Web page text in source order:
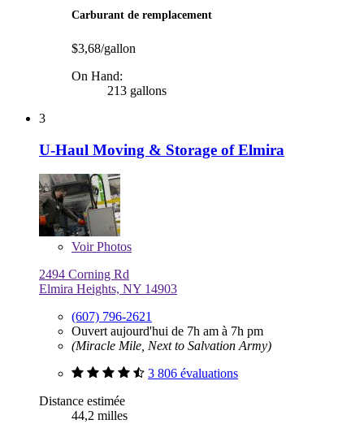
Carburant de remplacement
$3,68/gallon
On Hand:
213 gallons
3
U-Haul Moving & Storage of Elmira
VoirPhotos
2494 Corning Rd
Elmira Heights, NY 14903
(607) 796-2621
Ouvert aujourd'hui de 7h am à 7h pm
(Miracle Mile, Next to Salvation Army)
3 806 évaluations
Distance estimée
44,2 milles